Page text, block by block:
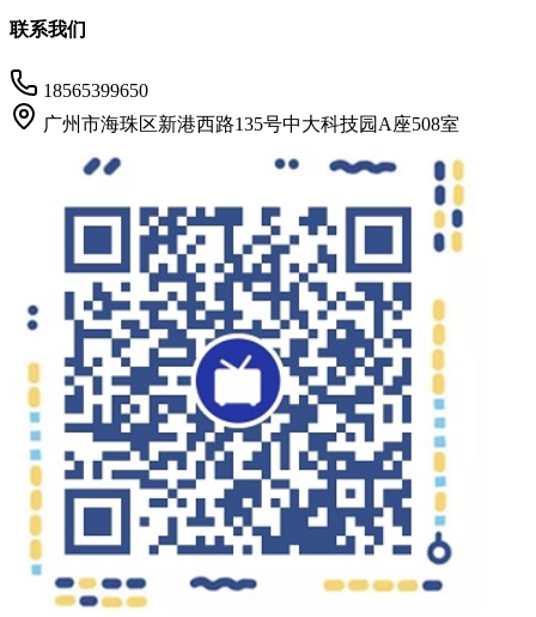
联系我们
18565399650
广州市海珠区新港西路135号中大科技园A座508室